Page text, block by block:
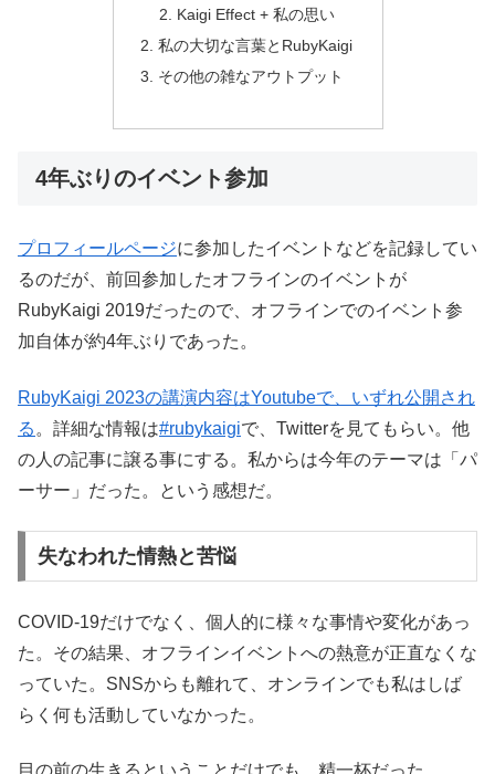
Kaigi Effect + 私の思い
私の大切な言葉とRubyKaigi
その他の雑なアウトプット
4年ぶりのイベント参加
プロフィールページに参加したイベントなどを記録してい
るのだが、前回参加したオフラインのイベントが
RubyKaigi 2019だったので、オフラインでのイベント参
加自体が約4年ぶりであった。
RubyKaigi 2023の講演内容はYoutubeで、いずれ公開され
る 。詳細な情報は#rubykaigiで、Twitterを見てもらい。他
の人の記事に譲る事にする。私からは今年のテーマは「パ
ーサー」だった。という感想だ。
失なわれた情熱と苦悩
COVID-19だけでなく、個人的に様々な事情や変化があっ
た。その結果、オフラインイベントへの熱意が正直なくな
っていた。SNSからも離れて、オンラインでも私はしば
らく何も活動していなかった。
目の前の生きるということだけでも、精一杯だった。